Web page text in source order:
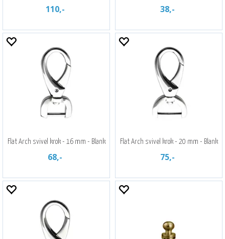
110,- 38,-
Flat Arch svivel krok - 16 mm - Blank
68,-
Flat Arch svivel krok - 20 mm - Blank
75,-